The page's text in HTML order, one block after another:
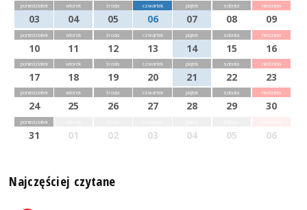
poniedziałek
03
wtorek
04
środa
05
czwartek
06
piątek
07
sobota
08
niedziela
09
poniedziałek
10
wtorek
11
środa
12
czwartek
13
piątek
14
sobota
15
niedziela
16
poniedziałek
17
wtorek
18
środa
19
czwartek
20
piątek
21
sobota
22
niedziela
23
poniedziałek
24
wtorek
25
środa
26
czwartek
27
piątek
28
sobota
29
niedziela
30
poniedziałek
31 01 02 03 04 05 06
Najczęściej czytane